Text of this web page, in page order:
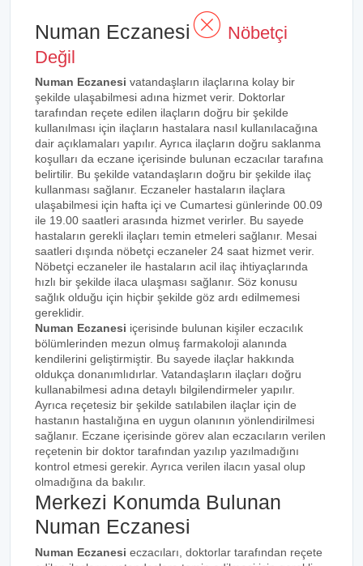
Numan Eczanesi
Nöbetçi
Değil
Numan Eczanesi vatandaşların ilaçlarına kolay bir
şekilde ulaşabilmesi adına hizmet verir. Doktorlar
tarafından reçete edilen ilaçların doğru bir şekilde
kullanılması için ilaçların hastalara nasıl kullanılacağına
dair açıklamaları yapılır. Ayrıca ilaçların doğru saklanma
koşulları da eczane içerisinde bulunan eczacılar tarafına
belirtilir. Bu şekilde vatandaşların doğru bir şekilde ilaç
kullanması sağlanır. Eczaneler hastaların ilaçlara
ulaşabilmesi için hafta içi ve Cumartesi günlerinde 00.09
ile 19.00 saatleri arasında hizmet verirler. Bu sayede
hastaların gerekli ilaçları temin etmeleri sağlanır. Mesai
saatleri dışında nöbetçi eczaneler 24 saat hizmet verir.
Nöbetçi eczaneler ile hastaların acil ilaç ihtiyaçlarında
hızlı bir şekilde ilaca ulaşması sağlanır. Söz konusu
sağlık olduğu için hiçbir şekilde göz ardı edilmemesi
gereklidir.
Numan Eczanesi içerisinde bulunan kişiler eczacılık
bölümlerinden mezun olmuş farmakoloji alanında
kendilerini geliştirmiştir. Bu sayede ilaçlar hakkında
oldukça donanımlıdırlar. Vatandaşların ilaçları doğru
kullanabilmesi adına detaylı bilgilendirmeler yapılır.
Ayrıca reçetesiz bir şekilde satılabilen ilaçlar için de
hastanın hastalığına en uygun olanının yönlendirilmesi
sağlanır. Eczane içerisinde görev alan eczacıların verilen
reçetenin bir doktor tarafından yazılıp yazılmadığını
kontrol etmesi gerekir. Ayrıca verilen ilacın yasal olup
olmadığına da bakılır.
Merkezi Konumda Bulunan
Numan Eczanesi
Numan Eczanesi eczacıları, doktorlar tarafından reçete